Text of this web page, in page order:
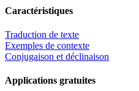
Caractéristiques
Traduction de texte
Exemples de contexte
Conjugaison et déclinaison
Applications gratuites